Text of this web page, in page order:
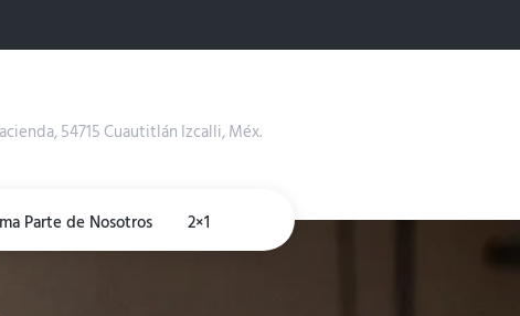
54715 Cuautitlán Izcalli, Méx.
Parte de Nosotros 2×1